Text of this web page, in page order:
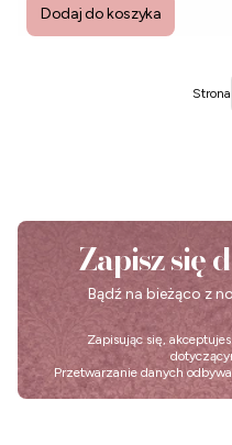
Dodaj do koszyka
Strona
Zapisz się
Bądź na bieżąco z
Zapisując się,
Przetwarzanie danych